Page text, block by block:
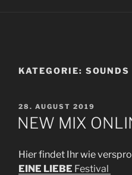
KATEGORIE: SOUNDS
VERÖFFENTLICHT
AM
28. AUGUST 2019
NEW MIX
Hier findet Ihr wie
EINE LIEBE Festival